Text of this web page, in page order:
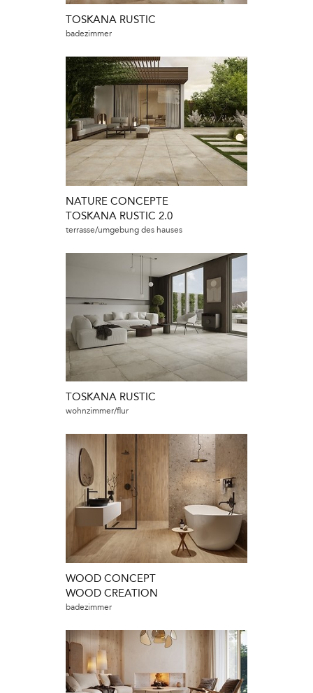
TOSKANA RUSTIC
badezimmer
NATURE CONCEPTE
TOSKANA RUSTIC 2.0
terrasse/umgebung des hauses
TOSKANA RUSTIC
wohnzimmer/flur
WOOD CONCEPT
WOOD CREATION
badezimmer